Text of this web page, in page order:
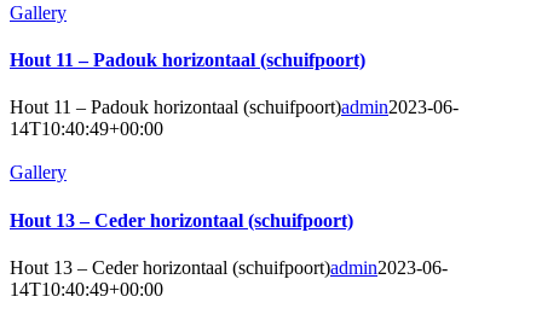
Gallery
Hout 11 – Padouk horizontaal (schuifpoort)
Hout 11 – Padouk horizontaal (schuifpoort)admin2023-06-
14T10:40:49+00:00
Gallery
Hout 13 – Ceder horizontaal (schuifpoort)
Hout 13 – Ceder horizontaal (schuifpoort)admin2023-06-
14T10:40:49+00:00